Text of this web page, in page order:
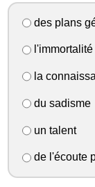
des plans
l'immortalité
la
du sadisme
un talent
de l'écoute